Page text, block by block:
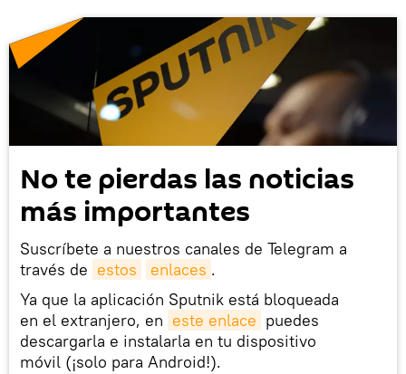
No te pierdas las noticias
más importantes
Suscríbete a nuestros canales de Telegram a
través de estos enlaces .
Ya que la aplicación Sputnik está bloqueada
en el extranjero, en este enlace puedes
descargarla e instalarla en tu dispositivo
móvil (¡solo para Android!).